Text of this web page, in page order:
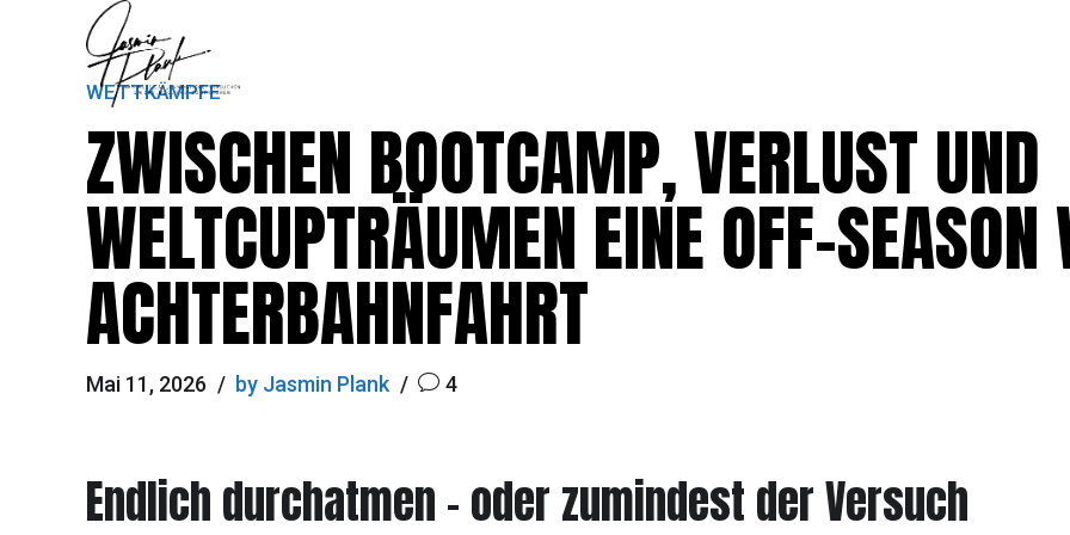
WETTKÄMPFE
ZWISCHEN BOOTCAMP, VERLUST UND
WELTCUPTRÄUMEN EINE OFF-SEASON
ACHTERBAHNFAHRT
Mai 11, 2026 by Jasmin Plank 4
Endlich durchatmen – oder zumindest der Versuch